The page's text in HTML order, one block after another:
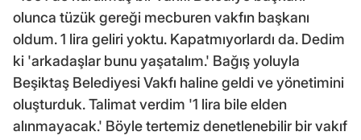
olunca tüzük gereği mecburen vakfın başkanı
oldum. 1 lira geliri yoktu. Kapatmıyorlardı da. Dedim
ki 'arkadaşlar bunu yaşatalım.' Bağış yoluyla
Beşiktaş Belediyesi Vakfı haline geldi ve yönetimini
oluşturduk. Talimat verdim '1 lira bile elden
alınmayacak.' Böyle tertemiz denetlenebilir bir vakıf